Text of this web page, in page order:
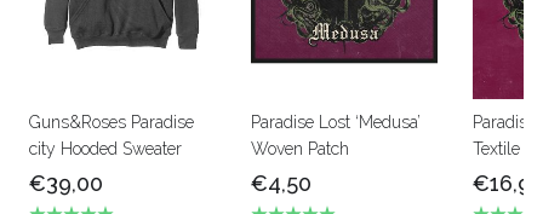
Guns&Roses Paradise
city Hooded Sweater
€39,00
Paradise Lost ‘Medusa’
Woven Patch
€4,50
Paradise
Textile
€16,90